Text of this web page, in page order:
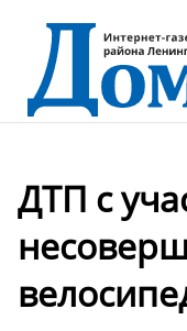
ДТП с